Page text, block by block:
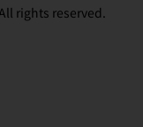
rights reserved.